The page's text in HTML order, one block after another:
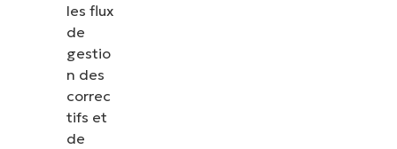
les flux
de
gestio
n des
correc
tifs et
de